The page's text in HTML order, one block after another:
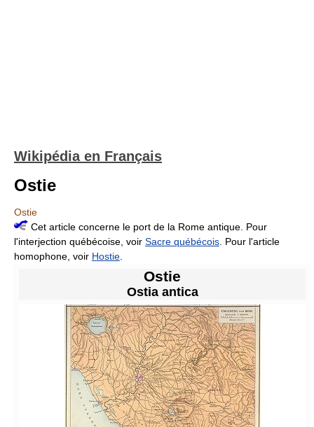
Wikipédia en Français
Ostie
Ostie
Cet article concerne le port de la Rome antique. Pour
l'interjection québécoise, voir Sacre québécois . Pour l'article
homophone, voir Hostie
Ostie
Ostia antica